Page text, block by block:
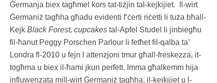
Ġermanja biex tagħmel kors tat-tiżjin tal-kejkijiet. Il-wirt
Ġermaniż tagħha għadu evidenti f’ċerti riċetti li tuża bħall-
Kejk Black Forest, cupcakes tal-Apfel Studel li jinbiegħu
fil-ħanut Peggy Porschen Parlour li fetħet fil-qalba ta’
Londra fl-2010 u fejn l attenzjoni tmur għall-freskezza, it-
togħma u biex il-ħami jkun perfett. Imma għalkemm hija
influwenzata mill-wirt Ġermaniż tagħha, il-kejkijiet u l-